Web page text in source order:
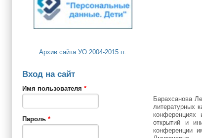
Архив сайта УО 2004-2015 гг.
Вход на сайт
Имя пользователя *
Пароль *
Барахсанова
литературных
конференциях
открытий и
конференции